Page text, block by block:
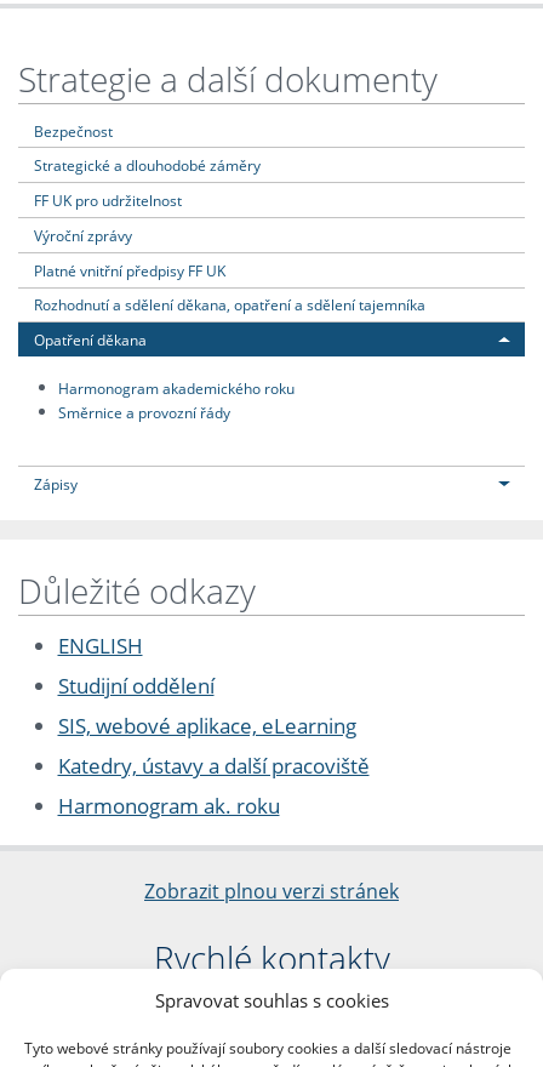
Spravovat souhlas s cookies
Tyto webové stránky používají soubory cookies a další sledovací nástroje
Strategie a další dokumenty
Bezpečnost
Strategické a dlouhodobé záměry
FF UK pro udržitelnost
Výroční zprávy
Platné vnitřní předpisy FF UK
Rozhodnutí a sdělení děkana, opatření a sdělení tajemníka
Opatření děkana
Harmonogram akademického roku
Směrnice a provozní řády
Zápisy
Důležité odkazy
ENGLISH
Studijní oddělení
SIS, webové aplikace, eLearning
Katedry, ústavy a další pracoviště
Harmonogram ak. roku
Zobrazit plnou verzi stránek
Rychlé kontakty
Filozofická fakulta
nám. Jana Palacha 1/2